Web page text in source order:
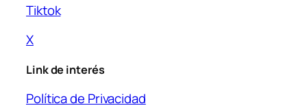
Tiktok
X
Link de interés
Política de Privacidad